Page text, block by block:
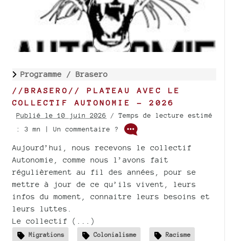
Programme / Brasero
//BRASERO// PLATEAU AVEC LE
COLLECTIF AUTONOMIE - 2026
Publié le 10 juin 2026 / Temps de lecture estimé
: 3 mn | Un commentaire ?
Aujourd’hui, nous recevons le collectif
Autonomie, comme nous l’avons fait
régulièrement au fil des années, pour se
mettre à jour de ce qu’ils vivent, leurs
infos du moment, connaitre leurs besoins et
leurs luttes.
Le collectif (...)
Migrations Colonialisme Racisme